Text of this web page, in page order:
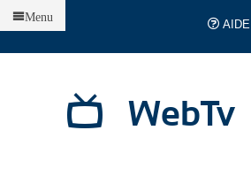
AIDE
WebTv
Menu